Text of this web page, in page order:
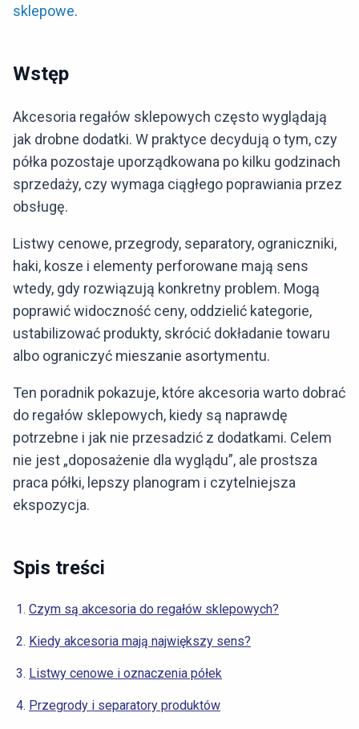
sklepowe.
Wstęp
Akcesoria regałów sklepowych często wyglądają
jak drobne dodatki. W praktyce decydują o tym, czy
półka pozostaje uporządkowana po kilku godzinach
sprzedaży, czy wymaga ciągłego poprawiania przez
obsługę.
Listwy cenowe, przegrody, separatory, ograniczniki,
haki, kosze i elementy perforowane mają sens
wtedy, gdy rozwiązują konkretny problem. Mogą
poprawić widoczność ceny, oddzielić kategorie,
ustabilizować produkty, skrócić dokładanie towaru
albo ograniczyć mieszanie asortymentu.
Ten poradnik pokazuje, które akcesoria warto dobrać
do regałów sklepowych, kiedy są naprawdę
potrzebne i jak nie przesadzić z dodatkami. Celem
nie jest „doposażenie dla wyglądu”, ale prostsza
praca półki, lepszy planogram i czytelniejsza
ekspozycja.
Spis treści
Czym są akcesoria do regałów sklepowych?
Kiedy akcesoria mają największy sens?
Listwy cenowe i oznaczenia półek
Przegrody i separatory produktów